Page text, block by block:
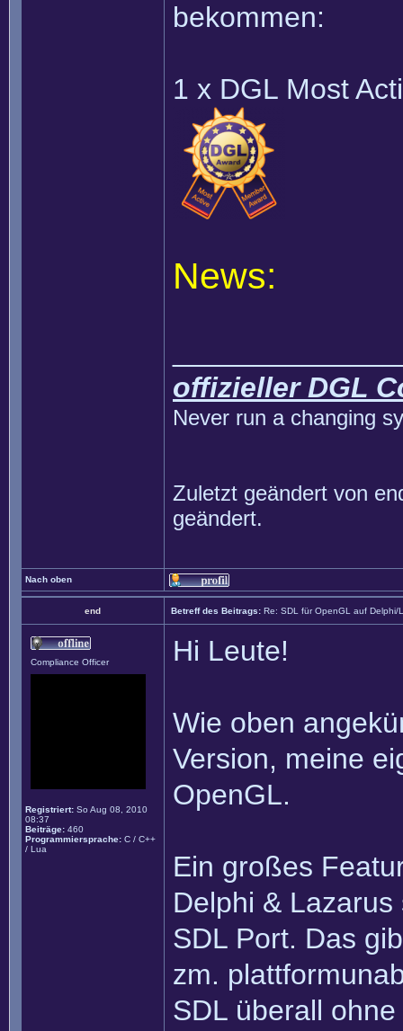
bekommen:
1 x DGL Most
News:
offizieller DGL
Never run a changing
Zuletzt geändert von
geändert.
Nach oben
end Betreff des Beitrags: Re: SDL für OpenGL auf Delphi/
Compliance Officer
Registriert: So Aug 08, 2010
08:37
Beiträge: 460
Programmiersprache: C / C++
/ Lua
Hi Leute!
Wie oben
Version, meine
OpenGL.
Ein großes
Delphi &
SDL Port. Das
zm.
SDL überall